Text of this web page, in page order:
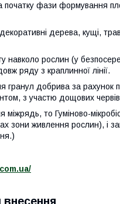
початку фази формування
дерева, кущі,
рослин (у
ряду з краплинної лінії.
гранул добрива за
з участю дощових
то Гуміново-
зони живлення рослин), і